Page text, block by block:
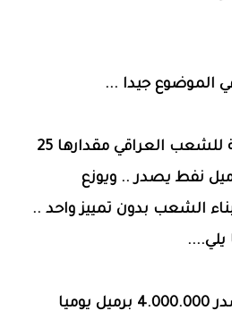
الموضوع جيدا ...
لو خصص حصة للشعب العراقي مقدارها 25
نفط يصدر .. ويوزع
الشعب بدون تمييز واحد ..